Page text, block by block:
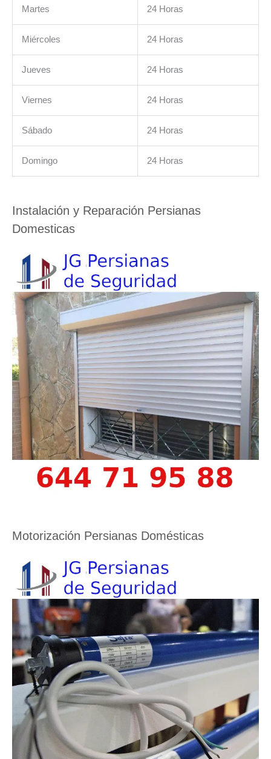
Martes 24 Horas
Miércoles 24 Horas
Jueves 24 Horas
Viernes 24 Horas
Sábado 24 Horas
Domingo 24 Horas
Instalación y Reparación Persianas
Domesticas
Motorización Persianas Domésticas